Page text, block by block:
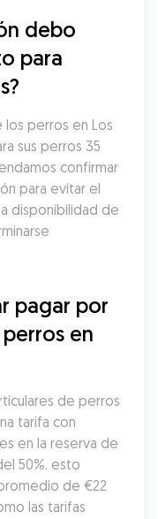
debo
para
perros en Los
sus perros 35
confirmar
para evitar el
disponibilidad de
pagar por
en
de perros
tarifa con
en la reserva de
50%, esto
de €22
las tarifas